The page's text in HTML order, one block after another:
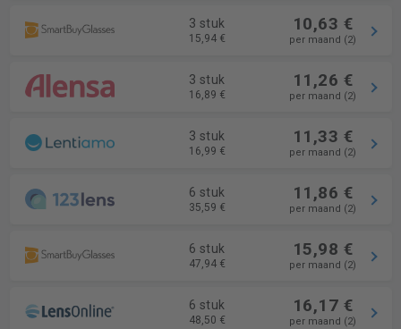
3 stuk
15,94 €
10,63 €
per maand (2)
3 stuk
16,89 €
11,26 €
per maand (2)
3 stuk
16,99 €
11,33 €
per maand (2)
6 stuk
35,59 €
11,86 €
per maand (2)
6 stuk
47,94 €
15,98 €
per maand (2)
6 stuk
48,50 €
16,17 €
per maand (2)